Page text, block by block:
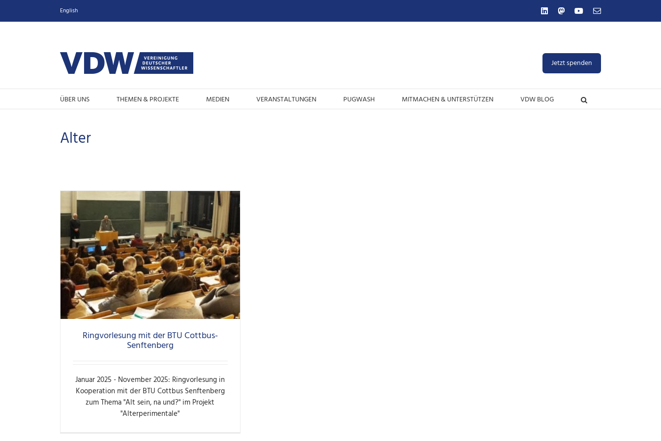
English LinkedInMastodonYouTube
E-
Jetzt spenden
ÜBER UNS THEMEN & PROJEKTE MEDIEN VERANSTALTUNGEN PUGWASH MITMACHEN & UNTERSTÜTZEN VDW BLOG
Alter
Ringvorlesung mit der BTU Cottbus-
Senftenberg
Januar 2025 - November 2025: Ringvorlesung in
Kooperation mit der BTU Cottbus Senftenberg
zum Thema "Alt sein, na und?" im Projekt
"Alterperimentale"